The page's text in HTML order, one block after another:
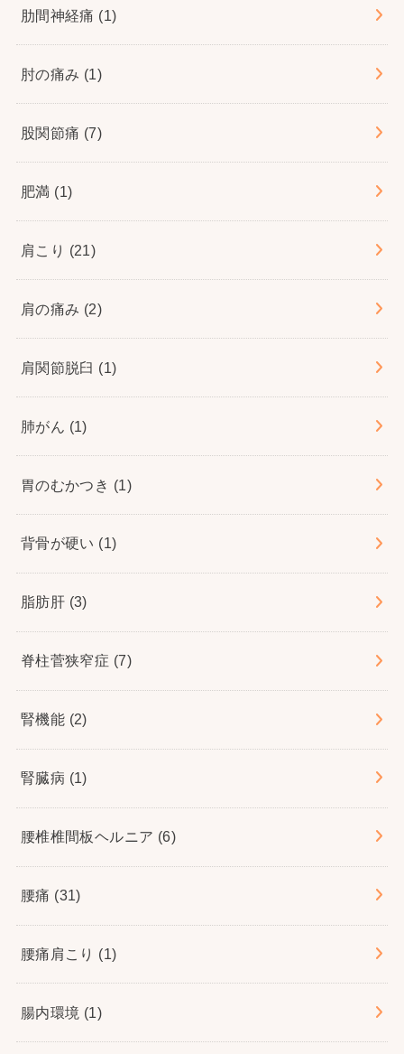
肋間神経痛 (1)
肘の痛み (1)
股関節痛 (7)
肥満 (1)
肩こり (21)
肩の痛み (2)
肩関節脱臼 (1)
肺がん (1)
胃のむかつき (1)
背骨が硬い (1)
脂肪肝 (3)
脊柱菅狭窄症 (7)
腎機能 (2)
腎臓病 (1)
腰椎椎間板ヘルニア (6)
腰痛 (31)
腰痛肩こり (1)
腸内環境 (1)